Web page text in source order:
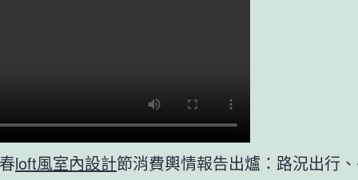
loft風室內設計節消費輿情報告出爐：路況出行